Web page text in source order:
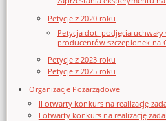
Petycje z 2020 roku
Petycja dot. podjęcia
producentów szczepionek na
Petycje z 2023 roku
Petycje z 2025 roku
Organizacje Pozarządowe
II otwarty konkurs na realizację
I otwarty konkurs na realizację